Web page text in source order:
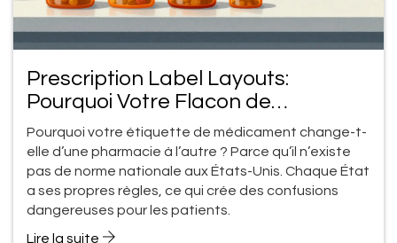
Prescription Label Layouts:
Pourquoi Votre Flacon de
Médicament N'a Pas le Même
Aspect Partout
Pourquoi votre étiquette de médicament change-t-
elle d’une pharmacie à l’autre ? Parce qu’il n’existe
pas de norme nationale aux États-Unis. Chaque État
a ses propres règles, ce qui crée des confusions
dangereuses pour les patients.
Lire la suite